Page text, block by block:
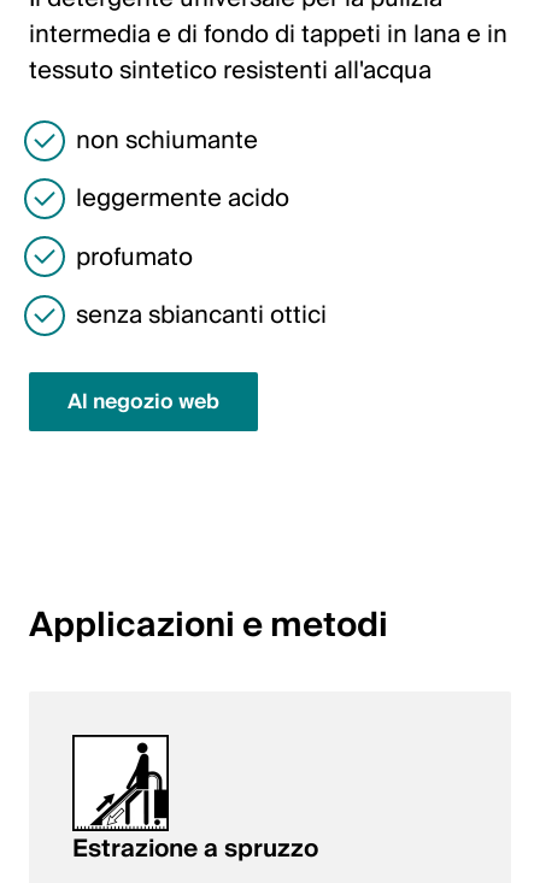
Italiano
English
Austria
Deutsch
English
Germania
English
Polonia
English
intermedia e di fondo di tappeti in lana e in
tessuto sintetico resistenti all'acqua
non schiumante
leggermente acido
profumato
senza sbiancanti ottici
Al negozio web
Applicazioni e metodi
Estrazione a spruzzo